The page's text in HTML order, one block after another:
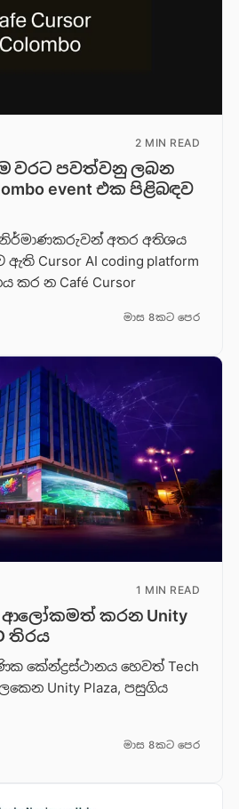
2 MIN READ
වරට පවත්වනු ලබන
event එක පිළිබඳව
නිර්මාණකරුවන් අතර අතිශය
Cursor AI coding platform
කර න Café Cursor
මාස 8කට පෙර
1 MIN READ
කරන Unity
තිරය
කේන්ද්‍රස්ථානය හෙවත් Tech
Unity Plaza, පසුගිය
මාස 8කට පෙර